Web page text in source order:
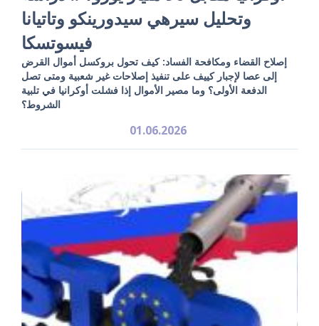
وتحليل سيرهي سيدورينكو وتاتيانا
فيسوتسكا
إصلاح القضاء ومكافحة الفساد: كيف تحول بروكسل أموال القرض
إلى عصا لإجبار كييف على تنفيذ إصلاحات غير شعبية ومتى تصل
الدفعة الأولى؟ وما مصير الأموال إذا فشلت أوكرانيا في تلبية
الشروط؟
01.06.2026